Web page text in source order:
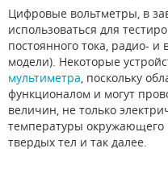
Цифровые вольтметры, в
использоваться для
постоянного тока, радио-
модели). Некоторые
мультиметра , поскольку
функционалом и могут
величин, не только
температуры окружающего
твердых тел и так далее.